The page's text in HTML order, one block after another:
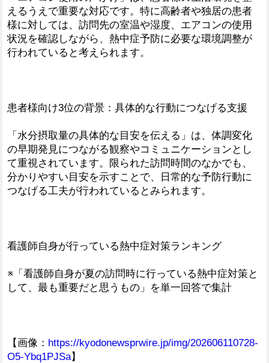
えるうえで重要な対応です。特に高齢者や独居の患者
様に対しては、訪問先の室温や湿度、エアコンの使用
状況を確認しながら、熱中症予防に必要な環境調整が
行われていると考えられます。
患者様向け3位の背景：具体的な行動につなげる支援
「水分摂取量の具体的な目安を伝える」は、体調変化
の早期発見につながる観察やコミュニケーションとし
て重視されています。限られた訪問時間のなかでも、
分かりやすい目安を示すことで、日常的な予防行動に
つなげる工夫が行われているとみられます。
看護師自身が行っている熱中症対策ランキング
※「看護師自身が夏の訪問時に行っている熱中症対策と
して、最も重要だと思うもの」を単一回答で集計
【画像： https://kyodonewsprwire.jp/img/202606110728-
O5-Ybq1PJSa】